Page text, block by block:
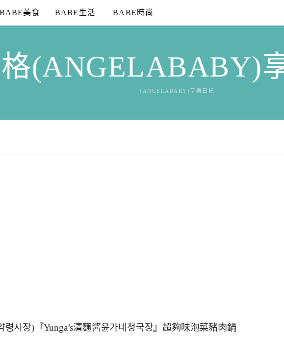
BABE美食 BABE生活 BABE時尚
(ANGELABABY)
(ANGELABABY)享樂日記
시장)『Yunga’s清麴酱윤가네청국장』超夠味泡菜豬肉鍋